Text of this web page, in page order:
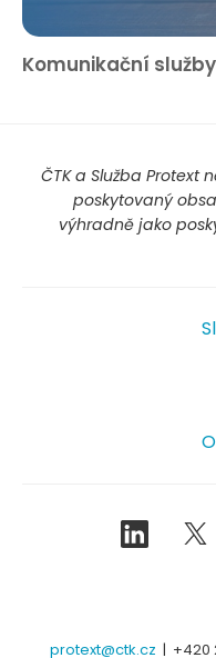
Komunikační
ČTK a Služba Protext
poskytovaný
výhradně jako
LinkedIn
protext@ctk.cz | +420